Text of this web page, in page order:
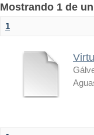
Mostrando 1 de
1